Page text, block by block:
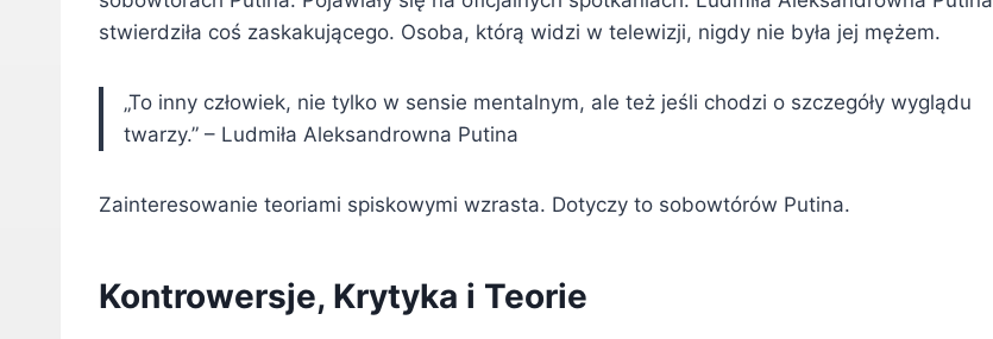
stwierdziła coś zaskakującego. Osoba, którą widzi w telewizji, nigdy nie była jej mężem.
„To inny człowiek, nie tylko w sensie mentalnym, ale też jeśli chodzi o szczegóły wyglądu
twarzy.” – Ludmiła Aleksandrowna Putina
Zainteresowanie teoriami spiskowymi wzrasta. Dotyczy to sobowtórów Putina.
Kontrowersje, Krytyka i Teorie